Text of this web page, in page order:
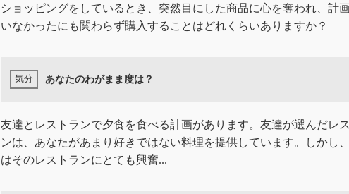
ショッピングをしているとき、突然目にした商品に心を奪われ、計
いなかったにも関わらず購入することはどれくらいありますか？
あなたのわがまま度は？
友達とレストランで夕食を食べる計画があります。友達が選んだレ
ンは、あなたがあまり好きではない料理を提供しています。しかし
はそのレストランにとても興奮...